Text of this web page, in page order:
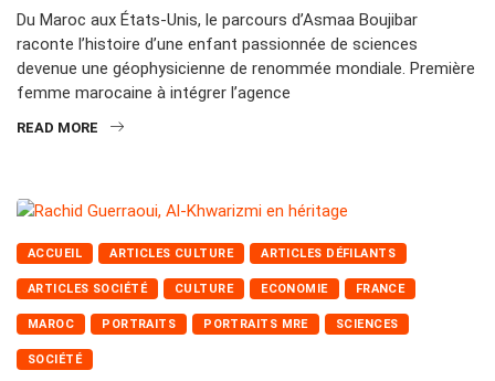
Du Maroc aux États-Unis, le parcours d’Asmaa Boujibar
raconte l’histoire d’une enfant passionnée de sciences
devenue une géophysicienne de renommée mondiale. Première
femme marocaine à intégrer l’agence
READ MORE
ACCUEIL ARTICLES CULTURE ARTICLES DÉFILANTS
ARTICLES SOCIÉTÉ CULTURE ECONOMIE FRANCE
MAROC PORTRAITS PORTRAITS MRE SCIENCES
SOCIÉTÉ